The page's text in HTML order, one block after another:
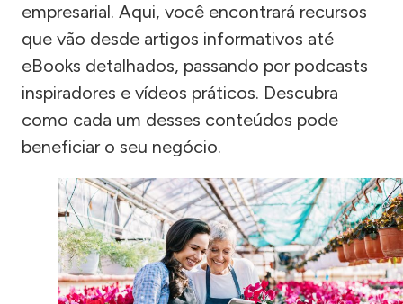
empresarial. Aqui, você encontrará recursos
que vão desde artigos informativos até
eBooks detalhados, passando por podcasts
inspiradores e vídeos práticos. Descubra
como cada um desses conteúdos pode
beneficiar o seu negócio.